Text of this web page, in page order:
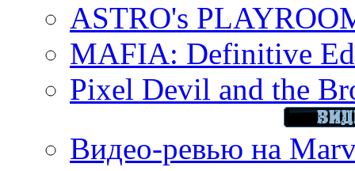
ASTRO's
MAFIA: Definitive
Pixel Devil and the
Видео-ревью на